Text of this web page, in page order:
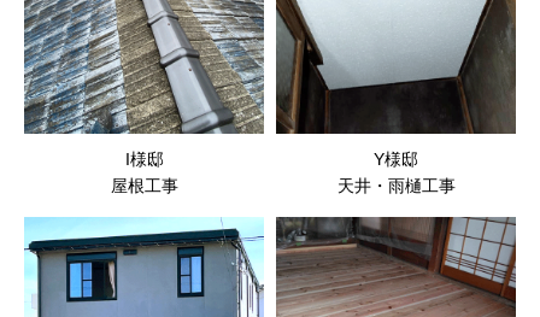
I様邸
屋根工事
Y様邸
天井・雨樋工事